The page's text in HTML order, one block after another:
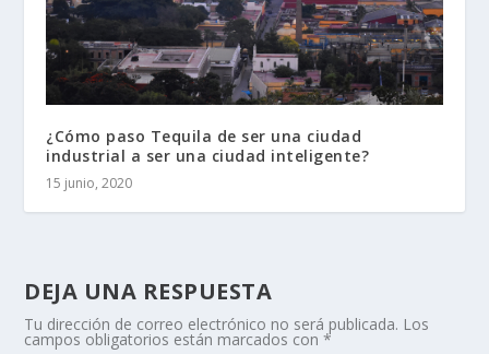
¿Cómo paso Tequila de ser una ciudad
industrial a ser una ciudad inteligente?
15 junio, 2020
DEJA UNA RESPUESTA
Tu dirección de correo electrónico no será publicada. Los
campos obligatorios están marcados con*